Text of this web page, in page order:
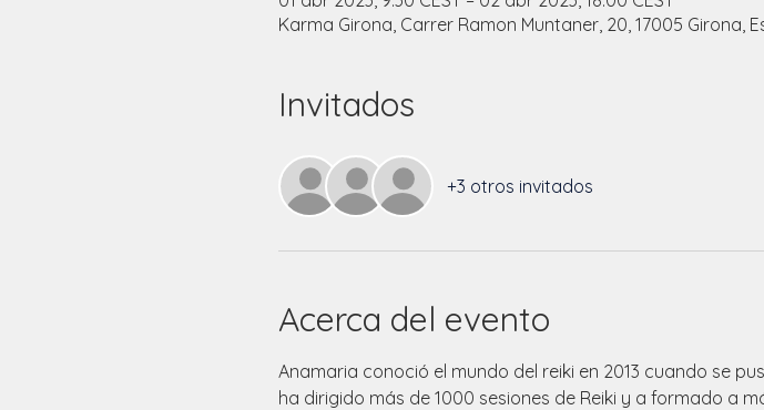
Karma Girona, Carrer Ramon Muntaner, 20, 17005 Girona,
Invitados
+3 otros invitados
Acerca del evento
Anamaria conoció el mundo del reiki en 2013 cuando se
ha dirigido más de 1000 sesiones de Reiki y a formado a